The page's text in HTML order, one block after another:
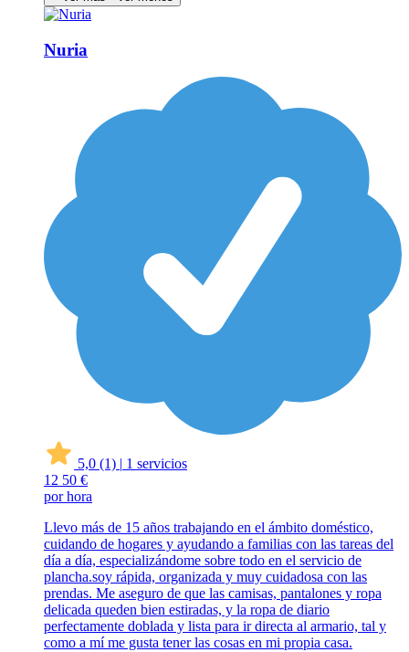
Nuria
5,0 (1) | 1 servicios
12 50 €
por hora
Llevo más de 15 años trabajando en el ámbito doméstico,
cuidando de hogares y ayudando a familias con las tareas del
día a día, especializándome sobre todo en el servicio de
plancha.soy rápida, organizada y muy cuidadosa con las
prendas. Me aseguro de que las camisas, pantalones y ropa
delicada queden bien estiradas, y la ropa de diario
perfectamente doblada y lista para ir directa al armario, tal y
como a mí me gusta tener las cosas en mi propia casa.